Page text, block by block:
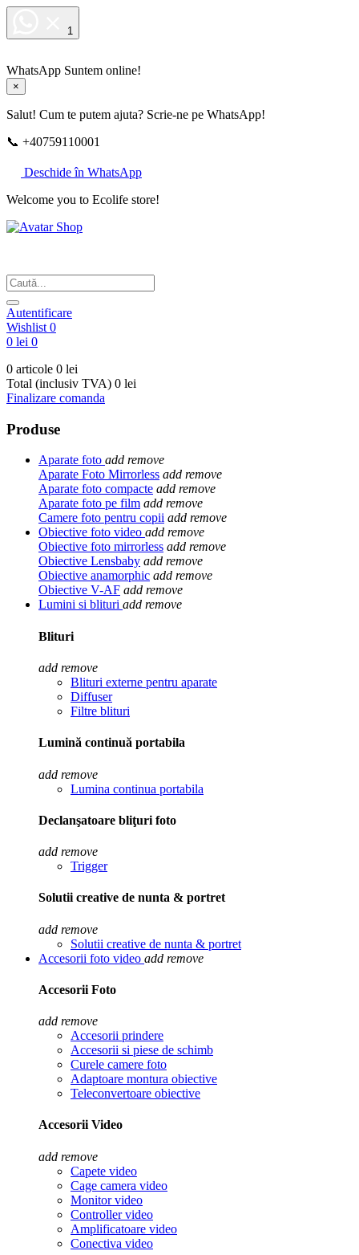
1
WhatsApp Suntem online!
×
Salut! Cum te putem ajuta? Scrie-ne pe WhatsApp!
📞 +40759110001
Deschide în WhatsApp
Welcome you to Ecolife store!
Autentificare
Wishlist 0
0 lei 0
0 articole 0 lei
Total (inclusiv TVA) 0 lei
Finalizare comanda
Produse
Aparate foto add remove
Aparate Foto Mirrorless add remove
Aparate foto compacte add remove
Aparate foto pe film add remove
Camere foto pentru copii add remove
Obiective foto video add remove
Obiective foto mirrorless add remove
Obiective Lensbaby add remove
Obiective anamorphic add remove
Obiective V-AF add remove
Lumini si blituri add remove
Blituri
add remove
Blituri externe pentru aparate
Diffuser
Filtre blituri
Lumină continuă portabila
add remove
Lumina continua portabila
Declanşatoare bliţuri foto
add remove
Trigger
Solutii creative de nunta & portret
add remove
Solutii creative de nunta & portret
Accesorii foto video add remove
Accesorii Foto
add remove
Accesorii prindere
Accesorii si piese de schimb
Curele camere foto
Adaptoare montura obiective
Teleconvertoare obiective
Accesorii Video
add remove
Capete video
Cage camera video
Monitor video
Controller video
Amplificatoare video
Conectiva video